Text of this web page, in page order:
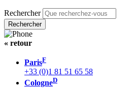
Rechercher
« retour
ParisF
+33 (0)1 81 51 65 58
CologneD